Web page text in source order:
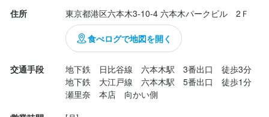
・タン塩ネギまみれ
たっぷりのネギと一緒に食べるタンは、ジュワッと肉汁が広が
り、シャキシャキ食感も楽しめる。最初のお肉として最高のスタ
表面は香ばしく、中はジューシー。コリコリ食感と脂の甘みがク
住所 東京都港区六本木3-10-4 六本木パークビル　2Ｆ
食べログで地図を開く
交通手段
地下鉄　日比谷線　六本木駅　3番出口　徒歩3分
地下鉄　大江戸線　六本木駅　5番出口　徒歩1分
瀬里奈　本店　向かい側